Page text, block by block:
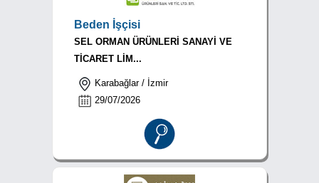
Beden İşçisi
SEL ORMAN ÜRÜNLERİ SANAYİ VE
TİCARET LİM...
Karabağlar / İzmir
29/07/2026